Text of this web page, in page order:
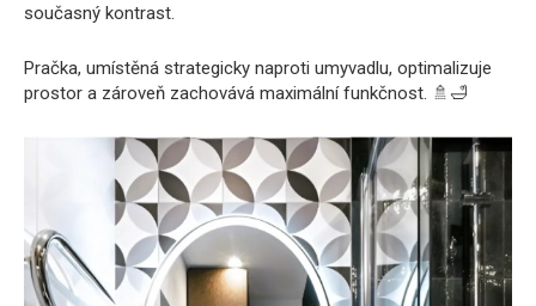
současný kontrast.
Pračka, umístěná strategicky naproti umyvadlu, optimalizuje
prostor a zároveň zachovává maximální funkčnost. 🚿🛁